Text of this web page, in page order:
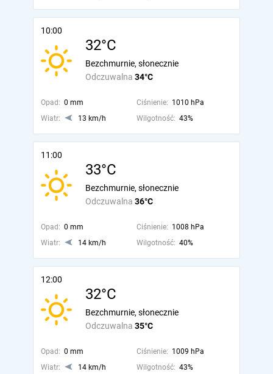
10:00
32°C
Odczuwalna 34°C
Bezchmurnie, słonecznie
Opad: 0 mm Ciśnienie: 1010 hPa
Wiatr:
13 km/h Wilgotność: 43%
11:00
33°C
Odczuwalna 36°C
Bezchmurnie, słonecznie
Opad: 0 mm Ciśnienie: 1008 hPa
Wiatr:
14 km/h Wilgotność: 40%
12:00
32°C
Odczuwalna 35°C
Bezchmurnie, słonecznie
Opad: 0 mm Ciśnienie: 1009 hPa
Wiatr:
14 km/h Wilgotność: 43%